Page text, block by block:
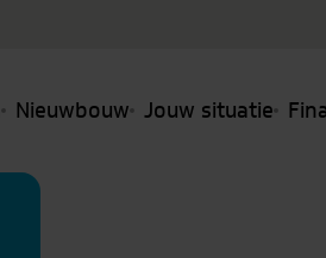
Nieuwbouw Jouw situatie